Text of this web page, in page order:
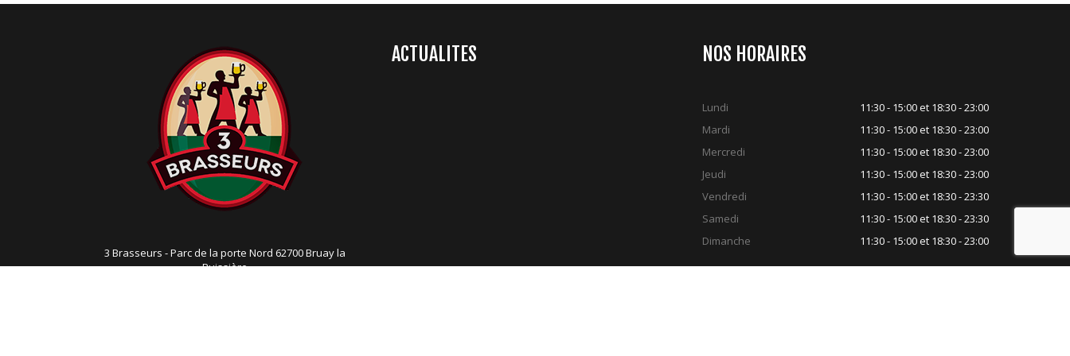
3 Brasseurs - Parc de la porte Nord 62700 Bruay la
Buissière
ACTUALITES NOS HORAIRES
Lundi
11:30 - 15:00 et 18:30 - 23:00
Mardi
11:30 - 15:00 et 18:30 - 23:00
Mercredi
11:30 - 15:00 et 18:30 - 23:00
Jeudi
11:30 - 15:00 et 18:30 - 23:00
Vendredi
11:30 - 15:00 et 18:30 - 23:30
Samedi
11:30 - 15:00 et 18:30 - 23:30
Dimanche
11:30 - 15:00 et 18:30 - 23:00